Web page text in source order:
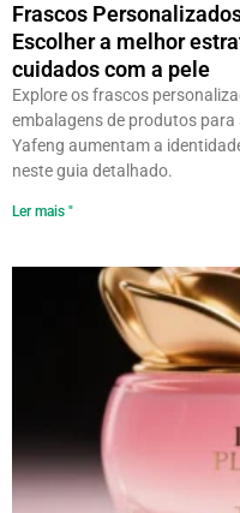
Frascos
Escolher a melhor
cuidados com a pele
Explore os frascos
embalagens de produtos para
Yafeng aumentam a
neste guia detalhado.
Ler mais "